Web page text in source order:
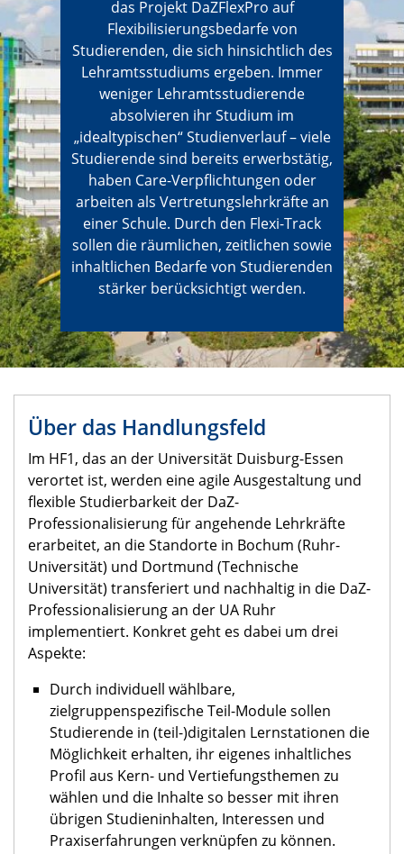
das Projekt DaZFlexPro auf
Flexibilisierungsbedarfe von
Studierenden, die sich hinsichtlich des
Lehramtsstudiums ergeben. Immer
weniger Lehramtsstudierende
absolvieren ihr Studium im
„idealtypischen“ Studienverlauf – viele
Studierende sind bereits erwerbstätig,
haben Care-Verpflichtungen oder
arbeiten als Vertretungslehrkräfte an
einer Schule. Durch den Flexi-Track
sollen die räumlichen, zeitlichen sowie
inhaltlichen Bedarfe von Studierenden
stärker berücksichtigt werden.
Über das Handlungsfeld
Im HF1, das an der Universität Duisburg-Essen
verortet ist, werden eine agile Ausgestaltung und
flexible Studierbarkeit der DaZ-
Professionalisierung für angehende Lehrkräfte
erarbeitet, an die Standorte in Bochum (Ruhr-
Universität) und Dortmund (Technische
Universität) transferiert und nachhaltig in die DaZ-
Professionalisierung an der UA Ruhr
implementiert. Konkret geht es dabei um drei
Aspekte:
Durch individuell wählbare,
zielgruppenspezifische Teil-Module sollen
Studierende in (teil-)digitalen Lernstationen die
Möglichkeit erhalten, ihr eigenes inhaltliches
Profil aus Kern- und Vertiefungsthemen zu
wählen und die Inhalte so besser mit ihren
übrigen Studieninhalten, Interessen und
Praxiserfahrungen verknüpfen zu können.